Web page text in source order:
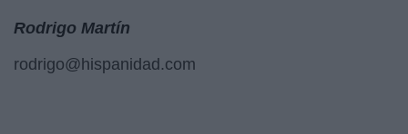
Rodrigo Martín
rodrigo@hispanidad.com